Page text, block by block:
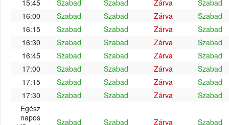
15:45
Szabad Szabad Zárva
Szabad
16:00
Szabad Szabad Zárva
Szabad
16:15
Szabad Szabad Zárva
Szabad
16:30
Szabad Szabad Zárva
Szabad
16:45
Szabad Szabad Zárva
Szabad
17:00
Szabad Szabad Zárva
Szabad
17:15
Szabad Szabad Zárva
Szabad
17:30
Szabad Szabad Zárva
Szabad
Egész
napos
Szabad Szabad Zárva Szabad